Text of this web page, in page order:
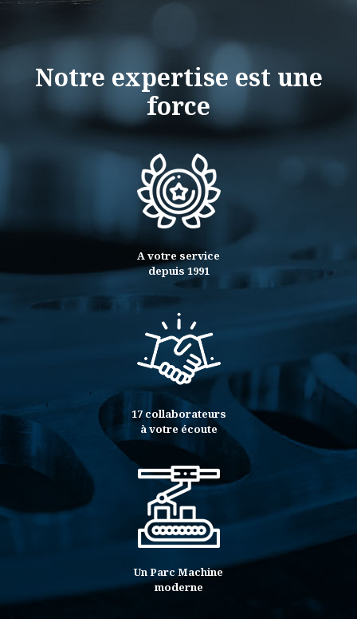
Notre expertise est une
force
A votre service
depuis 1991
17 collaborateurs
à votre écoute
Un Parc Machine
moderne